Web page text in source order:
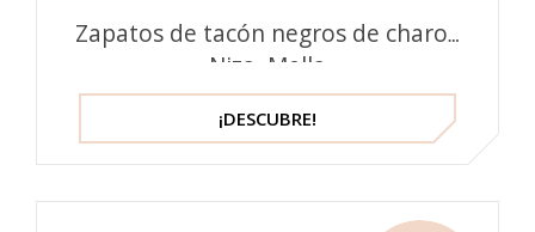
Zapatos de tacón negros de charol,
Niza, Mella
¡DESCUBRE!